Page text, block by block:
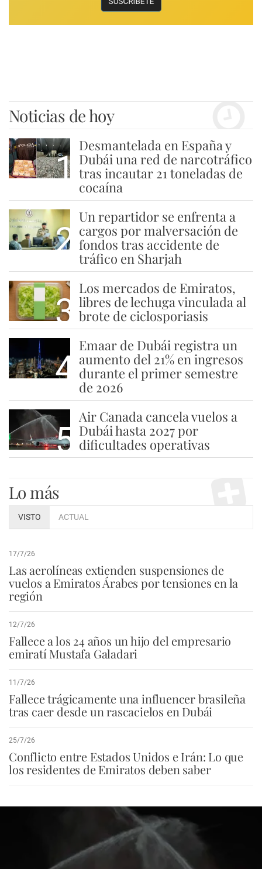
Noticias de hoy
1
Desmantelada en España y
Dubái una red de narcotráfico
tras incautar 21 toneladas de
cocaína
2
Un repartidor se enfrenta a
cargos por malversación de
fondos tras accidente de
tráfico en Sharjah
3
Los mercados de Emiratos,
libres de lechuga vinculada al
brote de ciclosporiasis
4
Emaar de Dubái registra un
aumento del 21% en ingresos
durante el primer semestre
de 2026
5
Air Canada cancela vuelos a
Dubái hasta 2027 por
dificultades operativas
Lo más
VISTO ACTUAL
17/7/26
Las aerolíneas extienden suspensiones de
vuelos a Emiratos Árabes por tensiones en la
región
12/7/26
Fallece a los 24 años un hijo del empresario
emiratí Mustafa Galadari
11/7/26
Fallece trágicamente una influencer brasileña
tras caer desde un rascacielos en Dubái
25/7/26
Conflicto entre Estados Unidos e Irán: Lo que
los residentes de Emiratos deben saber